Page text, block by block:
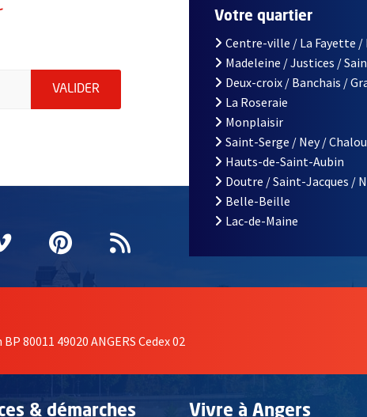
indiquez votre email (champ obligatoire)
VALIDER ENVOYER MA DEMANDE D'INSCRIPTION À LA
fenêtrefenêtre
une nouvelle fenêtre
Vimeo
, Ouvre une nouvelle fenêtre
Pinterest
, Ouvre une nouvelle fenêtre
Flux RSS
Votre quartier
Centre-ville / La Fayette /
Madeleine / Justices /
Deux-croix / Banchais /
La Roseraie
Monplaisir
Saint-Serge / Ney /
Hauts-de-Saint-Aubin
Doutre / Saint-Jacques /
Belle-Beille
Lac-de-Maine
80011 49020 ANGERS Cedex 02
& démarches Vivre à Angers